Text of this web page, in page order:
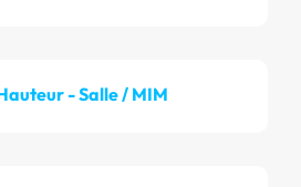
- Salle / MIM